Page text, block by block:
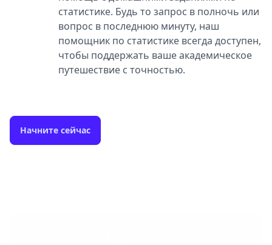
статистике. Будь то запрос в полночь или
вопрос в последнюю минуту, наш
помощник по статистике всегда доступен,
чтобы поддержать ваше академическое
путешествие с точностью.
Начните сейчас